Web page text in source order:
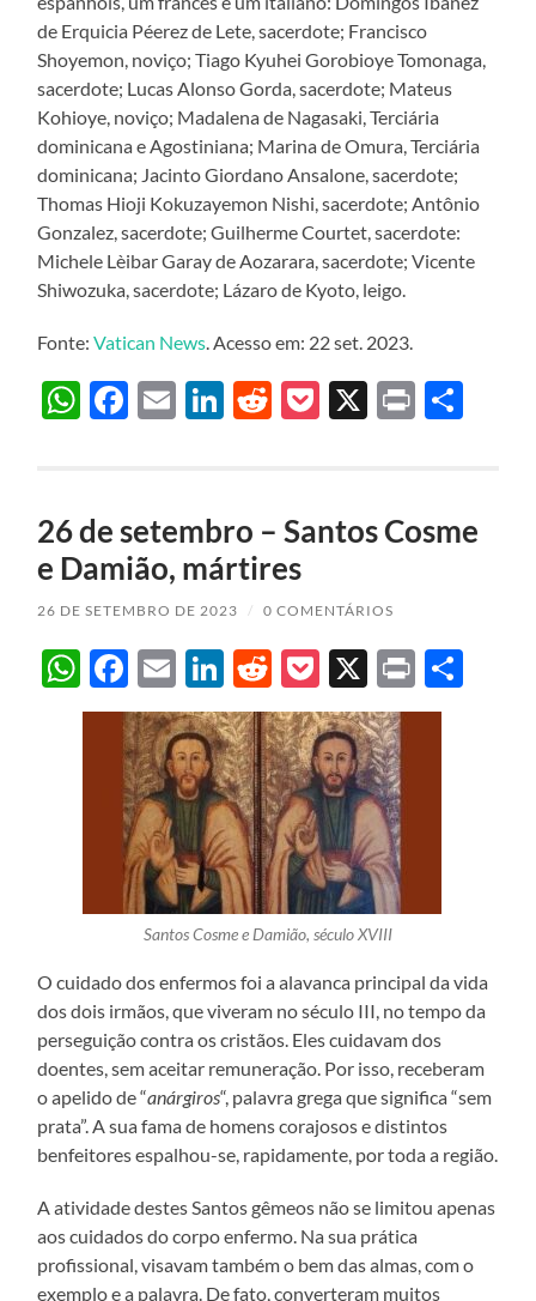
de Erquicia Péerez de Lete, sacerdote; Francisco
Shoyemon, noviço; Tiago Kyuhei Gorobioye Tomonaga,
sacerdote; Lucas Alonso Gorda, sacerdote; Mateus
Kohioye, noviço; Madalena de Nagasaki, Terciária
dominicana e Agostiniana; Marina de Omura, Terciária
dominicana; Jacinto Giordano Ansalone, sacerdote;
Thomas Hioji Kokuzayemon Nishi, sacerdote; Antônio
Gonzalez, sacerdote; Guilherme Courtet, sacerdote:
Michele Lèibar Garay de Aozarara, sacerdote; Vicente
Shiwozuka, sacerdote; Lázaro de Kyoto, leigo.
Fonte:Vatican News. Acesso em: 22 set. 2023.
WhatsApp
Facebook
EmailLinkedIn
Reddit
Pocket
X Print
26 de setembro – Santos Cosme
e Damião, mártires
26 DE SETEMBRO DE 2023 / 0 COMENTÁRIOS
WhatsApp
Facebook
EmailLinkedIn
Reddit
Pocket
X Print
Santos Cosme e Damião, século XVIII
O cuidado dos enfermos foi a alavanca principal da vida
dos dois irmãos, que viveram no século III, no tempo da
perseguição contra os cristãos. Eles cuidavam dos
doentes, sem aceitar remuneração. Por isso, receberam
o apelido de “anárgiros“, palavra grega que significa “sem
prata”. A sua fama de homens corajosos e distintos
benfeitores espalhou-se, rapidamente, por toda a região.
A atividade destes Santos gêmeos não se limitou apenas
aos cuidados do corpo enfermo. Na sua prática
profissional, visavam também o bem das almas, com o
exemplo e a palavra. De fato, converteram muitos